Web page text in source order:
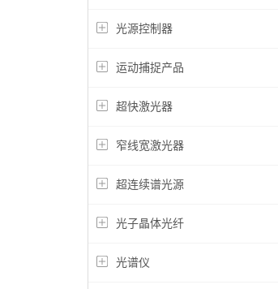
光源控制器
运动捕捉产品
超快激光器
窄线宽激光器
超连续谱光源
光子晶体光纤
光谱仪